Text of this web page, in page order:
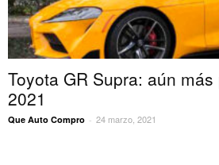
Toyota GR Supra: aún
2021
Que Auto Compro - 24 marzo, 2021